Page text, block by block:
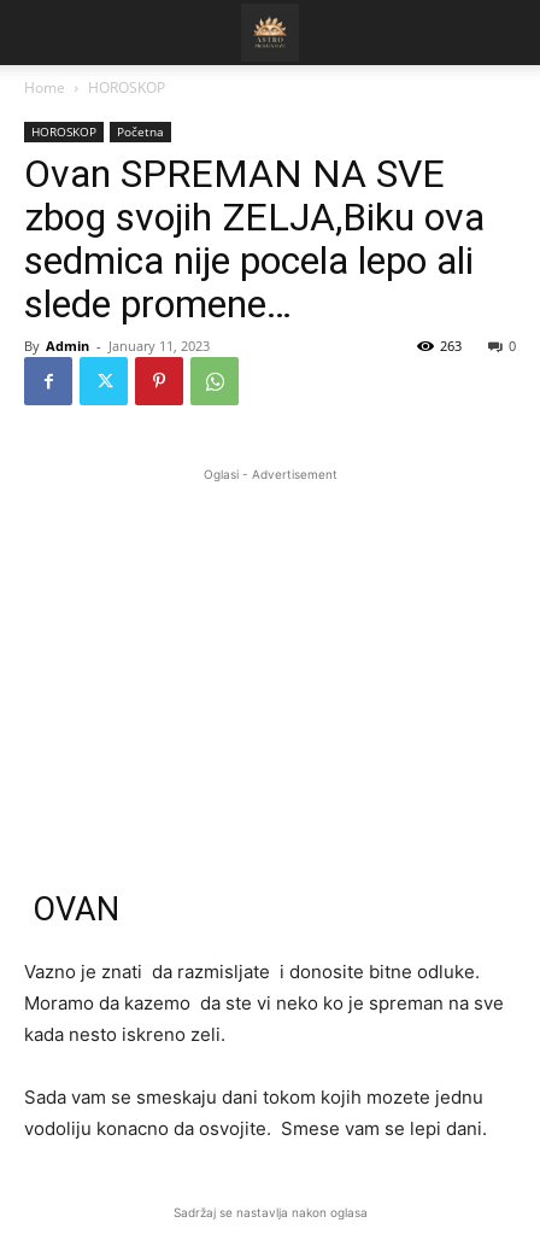
Home HOROSKOP
HOROSKOP Početna
Ovan SPREMAN NA SVE
zbog svojih ZELJA,Biku ova
sedmica nije pocela lepo ali
slede promene…
By Admin - January 11, 2023 0
263
Oglasi - Advertisement
OVAN
Vazno je znati da razmisljate i donosite bitne odluke.
Moramo da kazemo da ste vi neko ko je spreman na sve
kada nesto iskreno zeli.
Sada vam se smeskaju dani tokom kojih mozete jednu
vodoliju konacno da osvojite. Smese vam se lepi dani.
Sadržaj se nastavlja nakon oglasa